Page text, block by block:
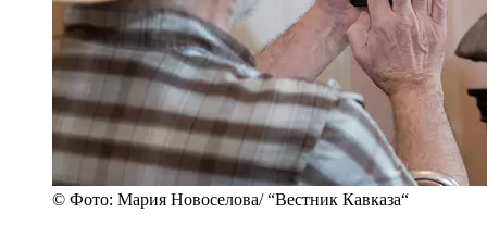
© Фото: Мария Новоселова/ “Вестник Кавказа“